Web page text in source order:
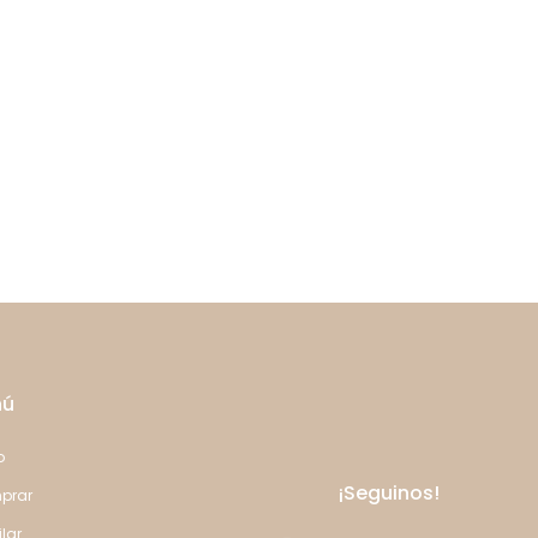
¡Seguinos!